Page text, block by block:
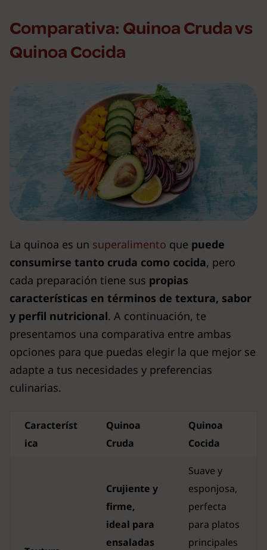
Comparativa: Quinoa Cruda vs
Quinoa Cocida
La quinoa es un superalimento que puede
consumirse tanto cruda como cocida, pero
cada preparación tiene sus propias
características en términos de textura, sabor
y perfil nutricional. A continuación, te
presentamos una comparativa entre ambas
opciones para que puedas elegir la que mejor se
adapte a tus necesidades y preferencias
culinarias.
Característ
ica
Quinoa
Cruda
Quinoa
Cocida
Crujiente y
firme,
ideal para
ensaladas
Suave y
esponjosa,
perfecta
para platos
principales